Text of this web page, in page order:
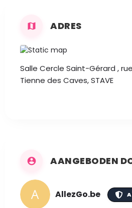
ADRES
Salle Cercle Saint-Gérard , rue
Tienne des Caves, STAVE
AANGEBODEN
AllezGo.be